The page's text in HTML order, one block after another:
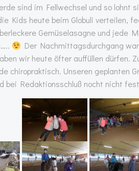
sind im Fellwechsel und so lohnt
Kids heute beim Globuli verteilen,
Gemüselasagne und jede
Der Nachmittagsdurchgang
wir heute öfter auffüllen dürfen.
chiropraktisch. Unseren geplanten
bei Redaktionsschluß nocht nicht